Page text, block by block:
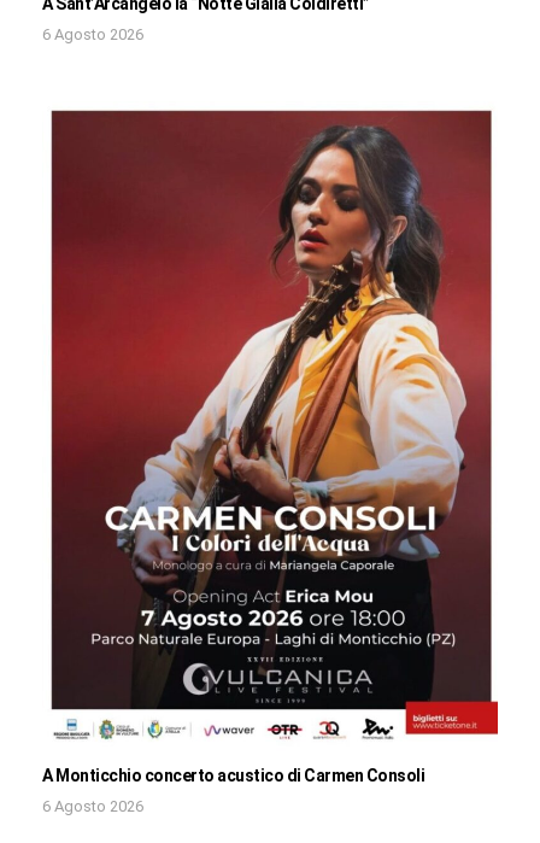
6 Agosto 2026
A Monticchio concerto acustico di Carmen Consoli
6 Agosto 2026